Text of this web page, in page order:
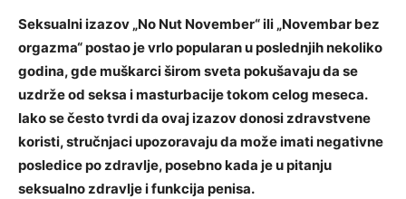
Seksualni izazov „No Nut November“ ili „Novembar bez
orgazma“ postao je vrlo popularan u poslednjih nekoliko
godina, gde muškarci širom sveta pokušavaju da se
uzdrže od seksa i masturbacije tokom celog meseca.
Iako se često tvrdi da ovaj izazov donosi zdravstvene
koristi, stručnjaci upozoravaju da može imati negativne
posledice po zdravlje, posebno kada je u pitanju
seksualno zdravlje i funkcija penisa.